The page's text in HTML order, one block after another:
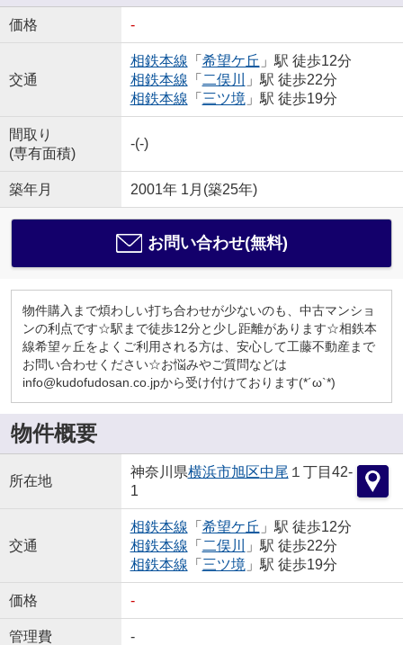
価格 -
交通
相鉄本線 「 希望ケ丘 」駅 徒歩12分
相鉄本線 「 二俣川
」駅 徒歩22分
相鉄本線 「 三ツ境 」駅 徒歩19分
間取り
(専有面積)
-(-)
築年月 2001年 1月(築25年)
お問い合わせ(無料)
物件購入まで煩わしい打ち合わせが少ないのも、中古マンショ
ンの利点です☆駅まで徒歩12分と少し距離があります☆相鉄本
線希望ヶ丘をよくご利用される方は、安心して工藤不動産まで
お問い合わせください☆お悩みやご質問などは
info@kudofudosan.co.jpから受け付けております(*´ω`*)
物件概要
所在地
神奈川県横浜市旭区中尾 １丁目42-
1
交通
相鉄本線 「 希望ケ丘 」駅 徒歩12分
相鉄本線 「 二俣川
」駅 徒歩22分
相鉄本線 「 三ツ境 」駅 徒歩19分
価格 -
管理費 -